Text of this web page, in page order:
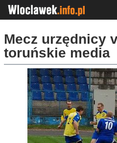
Mecz urzędnicy
toruńskie media